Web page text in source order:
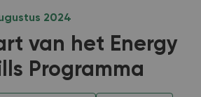
2024
van het Energy
Programma